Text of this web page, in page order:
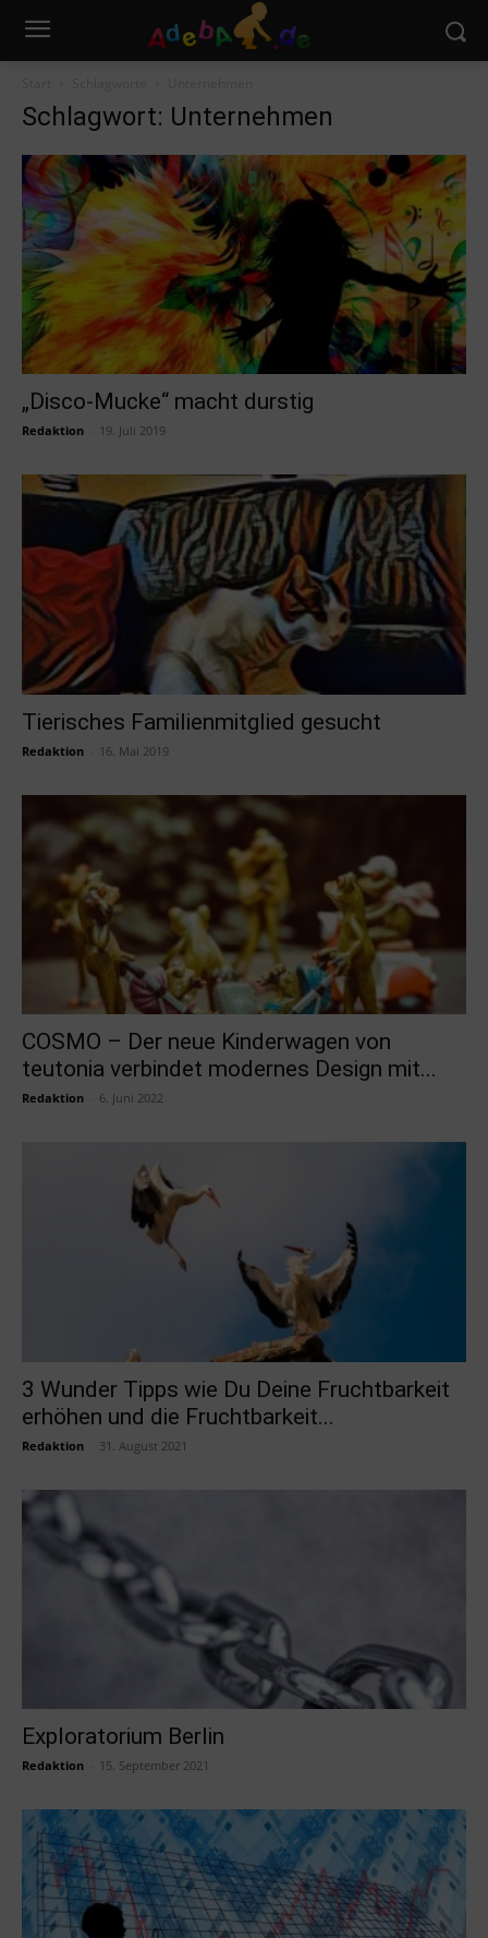
Schlagwort: Unternehmen
„Disco-Mucke“ macht durstig
Redaktion 19. Juli 2019
Tierisches Familienmitglied gesucht
Redaktion 16. Mai 2019
COSMO – Der neue Kinderwagen von
teutonia verbindet modernes Design mit...
Redaktion 6. Juni 2022
3 Wunder Tipps wie Du Deine Fruchtbarkeit
erhöhen und die Fruchtbarkeit...
Redaktion 31. August 2021
Exploratorium Berlin
Redaktion 15. September 2021